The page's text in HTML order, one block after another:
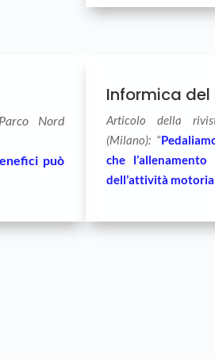
Nord
può
Informica del
Articolo della
(Milano): “
che
dell’attività